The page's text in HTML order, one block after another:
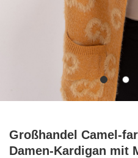
Großhandel Camel-
Damen-Kardigan mit